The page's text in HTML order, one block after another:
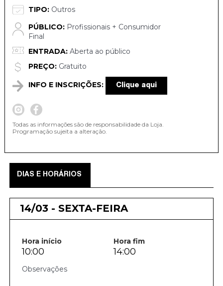
TIPO:Outros
PÚBLICO:Profissionais + Consumidor
Final
ENTRADA:Aberta ao público
PREÇO:Gratuito
INFO E INSCRIÇÕES: Clique aqui
Todas as informações são de responsabilidade da Loja.
Programação sujeita a alteração.
DIAS E HORÁRIOS
14/03 - SEXTA-FEIRA
Hora início Hora fim
10:00 14:00